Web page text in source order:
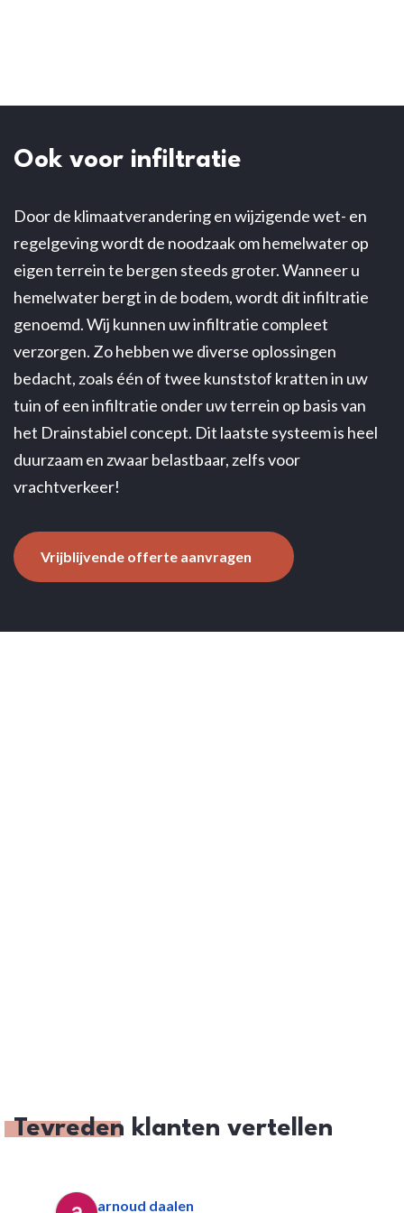
Ook voor infiltratie
Door de klimaatverandering en wijzigende wet- en
regelgeving wordt de noodzaak om hemelwater op
eigen terrein te bergen steeds groter. Wanneer u
hemelwater bergt in de bodem, wordt dit infiltratie
genoemd. Wij kunnen uw infiltratie compleet
verzorgen. Zo hebben we diverse oplossingen
bedacht, zoals één of twee kunststof kratten in uw
tuin of een infiltratie onder uw terrein op basis van
het Drainstabiel concept. Dit laatste systeem is heel
duurzaam en zwaar belastbaar, zelfs voor
vrachtverkeer!
Vrijblijvende offerte aanvragen
Tevreden klanten vertellen
arnoud daalen